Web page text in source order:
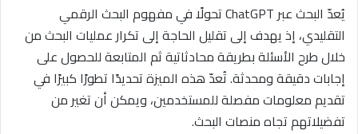
يُعدّ البحث عبر ChatGPT تحولًا في مفهوم البحث الرقمي
التقليدي، إذ يهدف إلى تقليل الحاجة إلى تكرار عمليات البحث من
خلال طرح الأسئلة بطريقة محادثاتية ثم المتابعة للحصول على
إجابات دقيقة ومحدثة. تُعدّ هذه الميزة تحديدًا تطورًا كبيرًا في
تقديم معلومات مفصلة للمستخدمين، ويمكن أن تغير من
تفضيلاتهم تجاه منصات البحث.